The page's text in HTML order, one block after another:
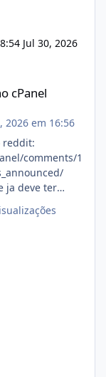
Jul 30, 2026
cPanel
2026 em 16:56
reddit:
comments/1
ja deve ter